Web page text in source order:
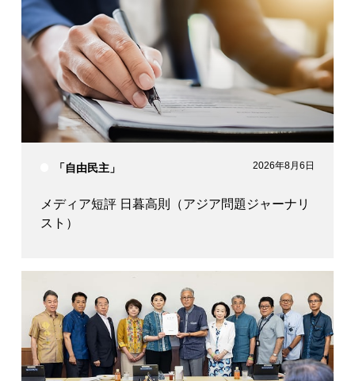
「自由民主」 2026年8月6日
メディア短評 日暮高則（アジア問題ジャーナリ
スト）